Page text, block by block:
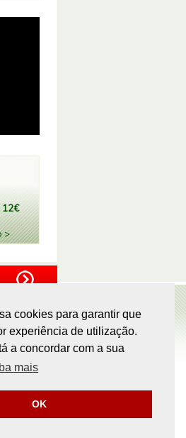
cookies para garantir que
experiência de utilização.
a concordar com a sua
mais
OK
12€
>
ONLINE